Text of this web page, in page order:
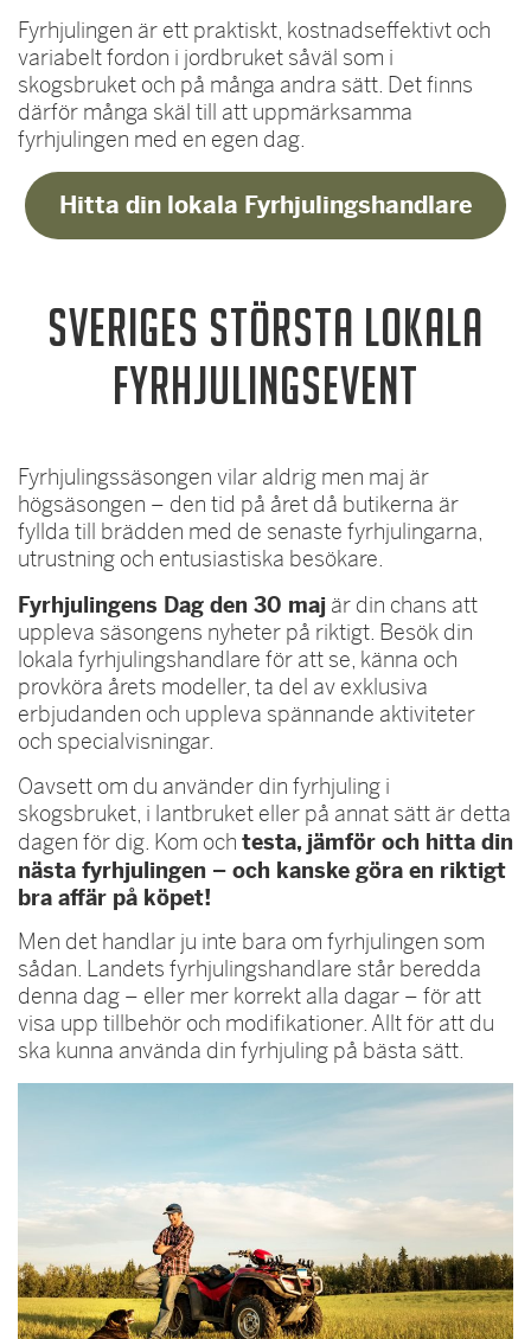
Fyrhjulingen är ett praktiskt, kostnadseffektivt och
variabelt fordon i jordbruket såväl som i
skogsbruket och på många andra sätt. Det finns
därför många skäl till att uppmärksamma
fyrhjulingen med en egen dag.
Hitta din lokala Fyrhjulingshandlare
SVERIGES STÖRSTA LOKALA
FYRHJULINGSEVENT
Fyrhjulingssäsongen vilar aldrig men maj är
högsäsongen – den tid på året då butikerna är
fyllda till brädden med de senaste fyrhjulingarna,
utrustning och entusiastiska besökare.
Fyrhjulingens Dag den 30 maj är din chans att
uppleva säsongens nyheter på riktigt. Besök din
lokala fyrhjulingshandlare för att se, känna och
provköra årets modeller, ta del av exklusiva
erbjudanden och uppleva spännande aktiviteter
och specialvisningar.
Oavsett om du använder din fyrhjuling i
skogsbruket, i lantbruket eller på annat sätt är detta
dagen för dig. Kom och testa, jämför och hitta din
nästa fyrhjulingen – och kanske göra en riktigt
bra affär på köpet!
Men det handlar ju inte bara om fyrhjulingen som
sådan. Landets fyrhjulingshandlare står beredda
denna dag – eller mer korrekt alla dagar – för att
visa upp tillbehör och modifikationer. Allt för att du
ska kunna använda din fyrhjuling på bästa sätt.